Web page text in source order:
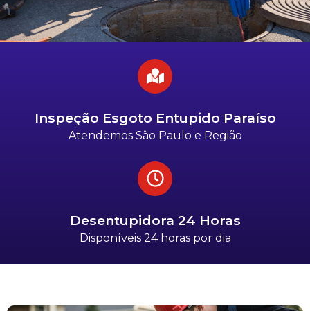
Inspeção Esgoto Entupido Paraíso
Atendemos São Paulo e Região
Desentupidora 24 Horas
Disponíveis 24 horas por dia